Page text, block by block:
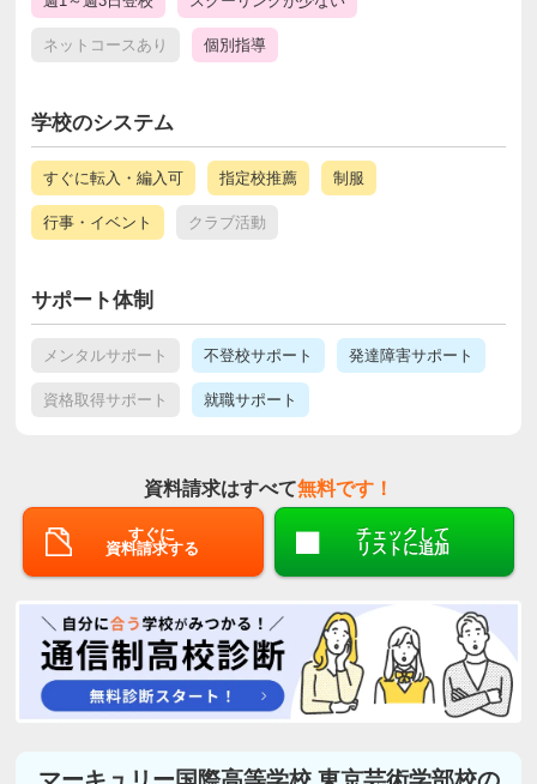
ネットコースあり 個別指導
学校のシステム
すぐに転入・編入可 指定校推薦 制服
行事・イベント クラブ活動
サポート体制
メンタルサポート 不登校サポート 発達障害サポート
資格取得サポート 就職サポート
資料請求はすべて無料です！
すぐに
資料請求する
チェックして
リストに追加